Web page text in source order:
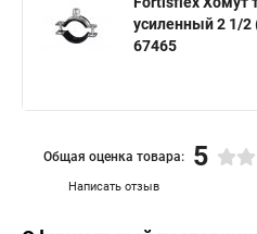
Хомут крепления сантехнических
Хомут крепление трубы
Комплект хомутов патрубков
усиленный 2 1/
67465
Написать отзыв
Общая оценка товара: 5